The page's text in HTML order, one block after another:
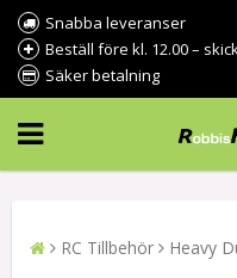
Snabba leveranser
Beställ före kl. 12.00 –
Säker betalning
RC Tillbehör Heavy